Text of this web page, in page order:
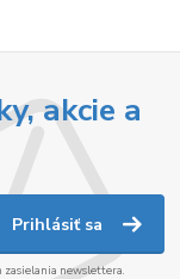
akcie a
Prihlásiť sa
zasielania newslettera.